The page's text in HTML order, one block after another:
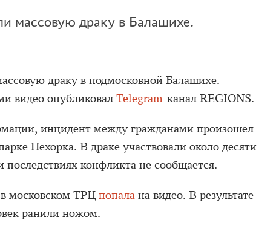
массовую драку в Балашихе.
драку в подмосковной Балашихе.
видео опубликовал Telegram-канал REGIONS.
инцидент между гражданами произошел
Пехорка. В драке участвовали около десяти
конфликта не сообщается.
в московском ТРЦ попала на видео. В результате
ранили ножом.